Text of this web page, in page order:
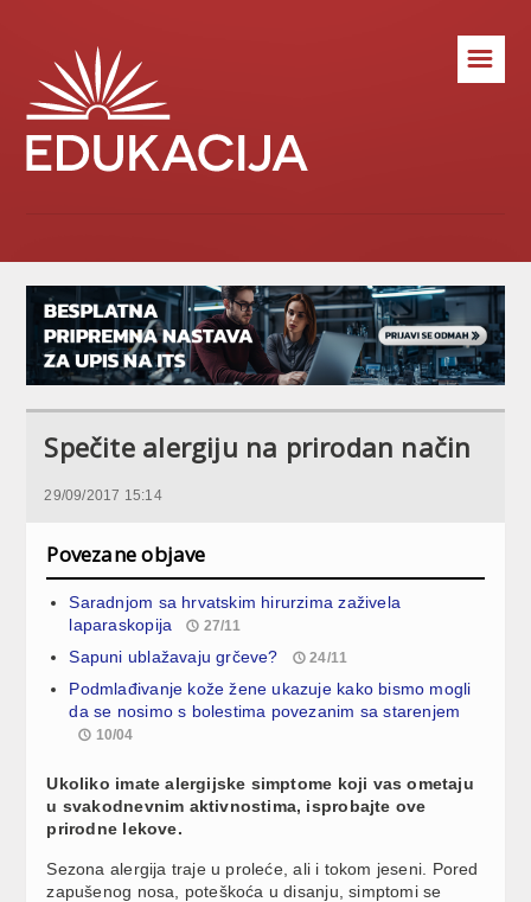
☰
Spečite alergiju na prirodan način
29/09/2017 15:14
Povezane objave
Saradnjom sa hrvatskim hirurzima zaživela
laparaskopija
27/11
Sapuni ublažavaju grčeve? 24/11
Podmlađivanje kože žene ukazuje kako bismo mogli
da se nosimo s bolestima povezanim sa starenjem
10/04
Ukoliko imate alergijske simptome koji vas ometaju
u svakodnevnim aktivnostima, isprobajte ove
prirodne lekove.
Sezona alergija traje u proleće, ali i tokom jeseni. Pored
zapušenog nosa, poteškoća u disanju, simptomi se